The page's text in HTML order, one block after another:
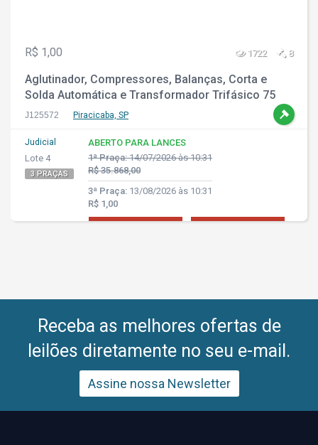
R$ 1,00 1722 8
Aglutinador, Compressores, Balanças, Corta e
Solda Automática e Transformador Trifásico 75
KVA
J125572 Piracicaba, SP
Judicial
Lote 4
3 PRAÇAS
ABERTO PARA LANCES
1ª Praça:14/07/2026 às 10:31
R$ 35.868,00
3ª Praça: 13/08/2026 às 10:31
R$ 1,00
Receba as melhores ofertas de
leilões diretamente no seu e-mail.
Assine nossa Newsletter